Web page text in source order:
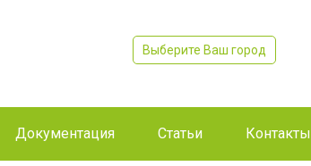
Выберите Ваш город
Документация Статьи Контакты